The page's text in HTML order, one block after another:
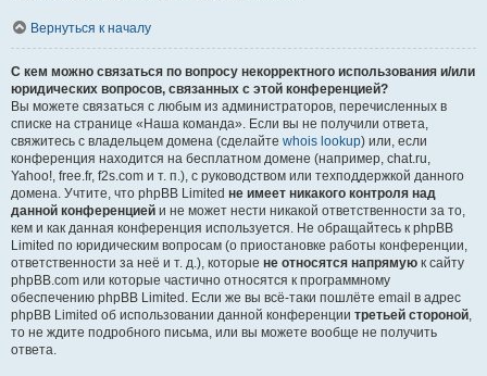
Вернуться к началу
С кем можно связаться по вопросу некорректного использования и/или
юридических вопросов, связанных с этой конференцией?
Вы можете связаться с любым из администраторов, перечисленных в
списке на странице «Наша команда». Если вы не получили ответа,
свяжитесь с владельцем домена (сделайте whois lookup) или, если
конференция находится на бесплатном домене (например, chat.ru,
Yahoo!, free.fr, f2s.com и т. п.), с руководством или техподдержкой данного
домена. Учтите, что phpBB Limited не имеет никакого контроля над
данной конференцией и не может нести никакой ответственности за то,
кем и как данная конференция используется. Не обращайтесь к phpBB
Limited по юридическим вопросам (о приостановке работы конференции,
ответственности за неё и т. д.), которые не относятся напрямую к сайту
phpBB.com или которые частично относятся к программному
обеспечению phpBB Limited. Если же вы всё-таки пошлёте email в адрес
phpBB Limited об использовании данной конференции третьей стороной,
то не ждите подробного письма, или вы можете вообще не получить
ответа.